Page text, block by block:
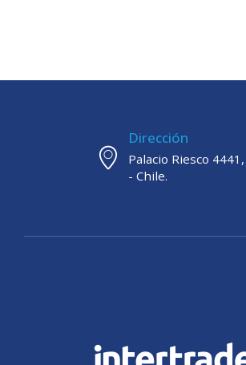
Dirección
Palacio Riesco
- Chile.